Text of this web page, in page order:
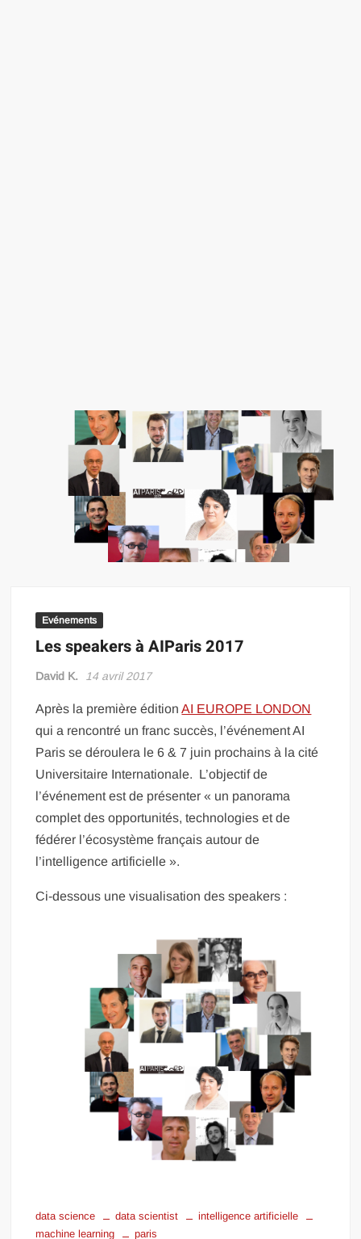
Evénements
Les speakers à AIParis 2017
David K. 14 avril 2017
Après la première éditionAI EUROPE LONDON
qui a rencontré un franc succès, l’événement AI
Paris se déroulera le 6 & 7 juin prochains à la cité
Universitaire Internationale. L’objectif de
l’événement est de présenter « un panorama
complet des opportunités, technologies et de
fédérer l’écosystème français autour de
l’intelligence artificielle ».
Ci-dessous une visualisation des speakers :
data science data scientist
intelligence artificielle
machine learning
paris